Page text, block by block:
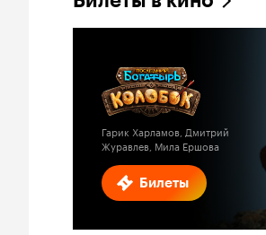
Билеты
Гарик Харламов, Дмитрий
Журавлев, Мила Ершова